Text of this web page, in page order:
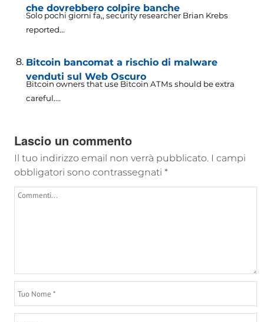
che dovrebbero colpire banche
Solo pochi giorni fa,, security researcher Brian Krebs
reported...
Bitcoin bancomat a rischio di malware
venduti sul Web Oscuro
Bitcoin owners that use Bitcoin ATMs should be extra
careful....
Lascio un commento
Il tuo indirizzo email non verrà pubblicato. I campi
obbligatori sono contrassegnati *